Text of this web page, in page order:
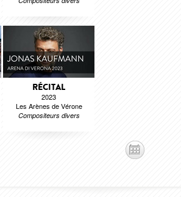
RÉCITAL
2023
Les Arènes de Vérone
Compositeurs divers